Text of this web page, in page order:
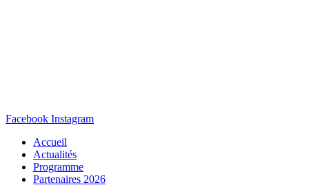
Facebook Instagram
Accueil
Actualités
Programme
Partenaires 2026